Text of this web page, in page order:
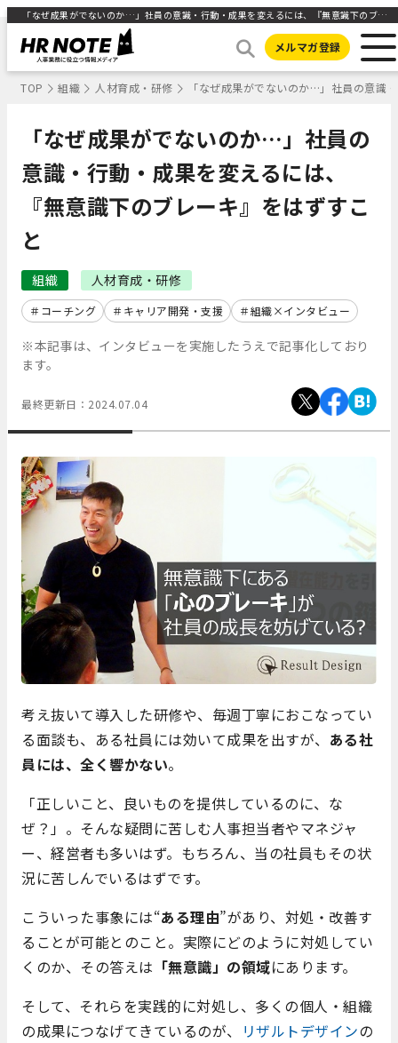
「なぜ成果がでないのか…」社員の意識・行動・成果を変えるには、『無意識下のブレーキ』をはずすこと | 人事部から企業成長を応援するメディアHR NOTE
メルマガ登録
TOP 組織 人材育成・研修 「なぜ成果がでないのか…」社員の意識
「なぜ成果がでないのか…」社員の
意識・行動・成果を変えるには、
『無意識下のブレーキ』をはずすこ
と
組織 人材育成・研修
コーチング キャリア開発・支援 組織×インタビュー
※本記事は、インタビューを実施したうえで記事化しており
ます。
最終更新日： 2024.07.04
考え抜いて導入した研修や、毎週丁寧におこなってい
る面談も、ある社員には効いて成果を出すが、 ある社
員には、全く響かない。
「正しいこと、良いものを提供しているのに、な
ぜ？」。そんな疑問に苦しむ人事担当者やマネジャ
ー、経営者も多いはず。もちろん、当の社員もその状
況に苦しんでいるはずです。
こういった事象には“ある理由”があり、対処・改善す
ることが可能とのこと。実際にどのように対処してい
くのか、その答えは 「無意識」の領域にあります。
そして、それらを実践的に対処し、多くの個人・組織
の成果につなげてきているのが、 リザルトデザインの